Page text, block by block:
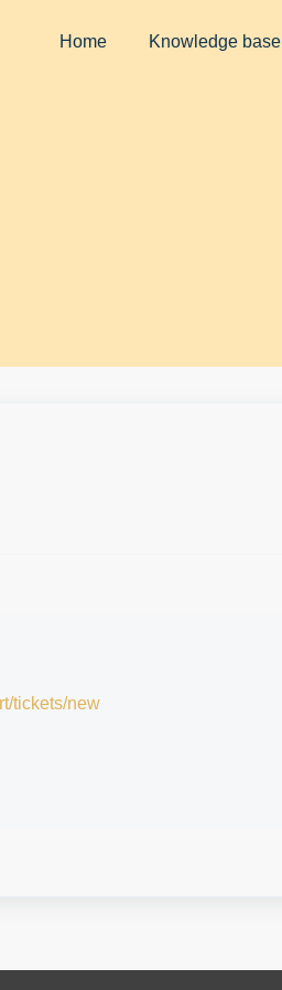
Home Knowledge base
tickets/new